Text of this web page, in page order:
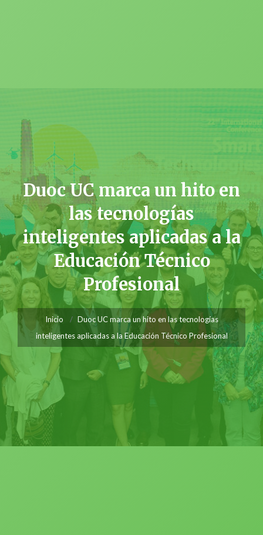
Duoc UC marca un hito en
las tecnologías
inteligentes aplicadas a la
Educación Técnico
Profesional
Inicio
Duoc UC marca un hito en las tecnologías
inteligentes aplicadas a la Educación Técnico Profesional